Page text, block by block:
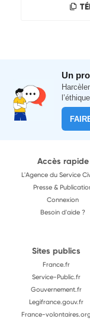
Un
Accès rapide
L'Agence du Service
Presse &
Connexion
Besoin d'aide ?
Sites publics
France.fr
Service-Public.fr
Gouvernement.fr
Legifrance.gouv.fr
France-